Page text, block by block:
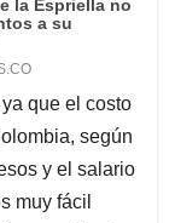
que el costo
según
y el salario
muy fácil